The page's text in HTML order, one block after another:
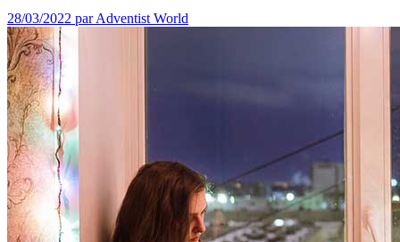
28/03/2022 par Adventist World